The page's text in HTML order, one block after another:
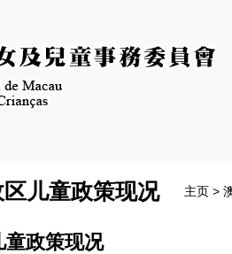
儿童政策现况 主页>
童政策现况